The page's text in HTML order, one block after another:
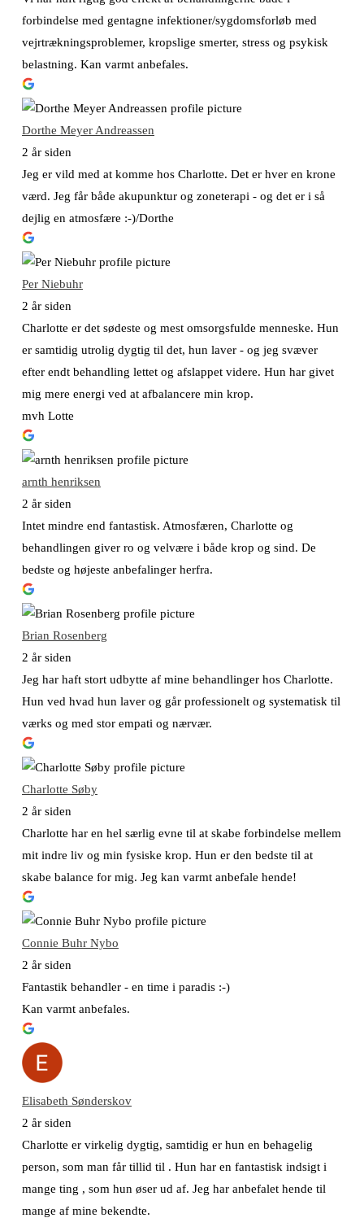
forbindelse med gentagne infektioner/sygdomsforløb med
vejrtrækningsproblemer, kropslige smerter, stress og psykisk
belastning. Kan varmt anbefales.
Dorthe Meyer Andreassen
2 år siden
Jeg er vild med at komme hos Charlotte. Det er hver en krone
værd. Jeg får både akupunktur og zoneterapi - og det er i så
dejlig en atmosfære :-)/Dorthe
Per Niebuhr
2 år siden
Charlotte er det sødeste og mest omsorgsfulde menneske. Hun
er samtidig utrolig dygtig til det, hun laver - og jeg svæver
efter endt behandling lettet og afslappet videre. Hun har givet
mig mere energi ved at afbalancere min krop.
mvh Lotte
arnth henriksen
2 år siden
Intet mindre end fantastisk. Atmosfæren, Charlotte og
behandlingen giver ro og velvære i både krop og sind. De
bedste og højeste anbefalinger herfra.
Brian Rosenberg
2 år siden
Jeg har haft stort udbytte af mine behandlinger hos Charlotte.
Hun ved hvad hun laver og går professionelt og systematisk til
værks og med stor empati og nærvær.
Charlotte Søby
2 år siden
Charlotte har en hel særlig evne til at skabe forbindelse mellem
mit indre liv og min fysiske krop. Hun er den bedste til at
skabe balance for mig. Jeg kan varmt anbefale hende!
Connie Buhr Nybo
2 år siden
Fantastik behandler - en time i paradis :-)
Kan varmt anbefales.
Elisabeth Sønderskov
2 år siden
Charlotte er virkelig dygtig, samtidig er hun en behagelig
person, som man får tillid til . Hun har en fantastisk indsigt i
mange ting , som hun øser ud af. Jeg har anbefalet hende til
mange af mine bekendte.